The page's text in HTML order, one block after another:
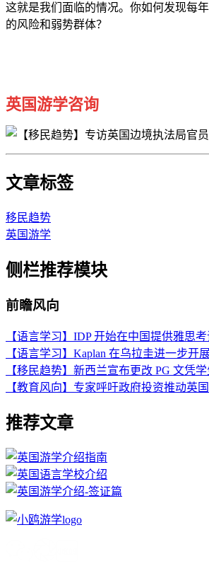
这就是我们面临的情况。你如何发现每
的风险和弱势群体？
英国游学咨询
文章标签
移民趋势
英国游学
侧栏推荐模块
前瞻风向
【语言学习】IDP 开始在中国提供雅思
【语言学习】Kaplan 在乌拉圭进一步开
【移民趋势】新西兰宣布更改 PG 文凭
【教育风向】专家呼吁政府投资推动英
推荐文章